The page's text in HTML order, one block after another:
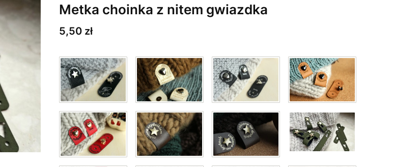
Metka choinka z nitem gwiazdka
Cena
5,50 zł